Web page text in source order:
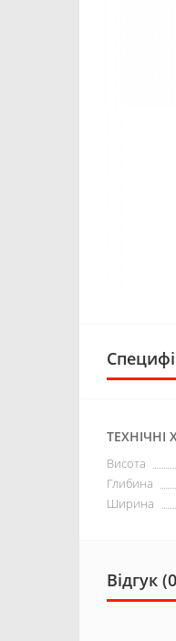
ТЕХНІЧНІ
Висота
Глибина
Ширина
Відгук